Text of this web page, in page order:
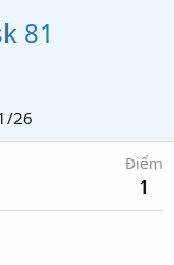
81
26
Điểm
1